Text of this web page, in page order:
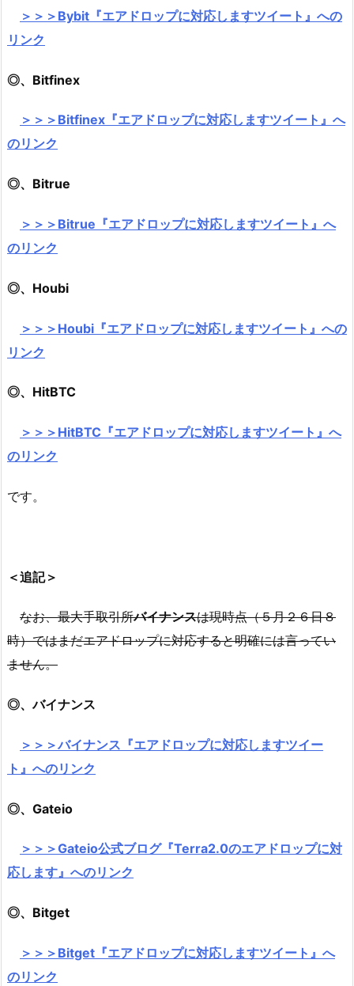
＞＞＞Bybit『エアドロップに対応しますツイート』への
リンク
◎、Bitfinex
＞＞＞Bitfinex『エアドロップに対応しますツイート』へ
のリンク
◎、Bitrue
＞＞＞Bitrue『エアドロップに対応しますツイート』へ
のリンク
◎、Houbi
＞＞＞Houbi『エアドロップに対応しますツイート』への
リンク
◎、HitBTC
＞＞＞HitBTC『エアドロップに対応しますツイート』へ
のリンク
です。
＜追記＞
なお、最大手取引所バイナンスは現時点（５月２６日８
時）ではまだエアドロップに対応すると明確には言ってい
ません。
◎、バイナンス
＞＞＞バイナンス『エアドロップに対応しますツイー
ト』へのリンク
◎、Gateio
＞＞＞Gateio公式ブログ『Terra2.0のエアドロップに対
応します』へのリンク
◎、Bitget
＞＞＞Bitget『エアドロップに対応しますツイート』へ
のリンク